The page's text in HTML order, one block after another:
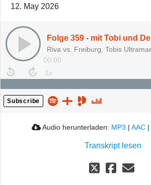
12. May 2026
00:00
Subscribe
Audio herunterladen: MP3 | AAC |
Transkript lesen